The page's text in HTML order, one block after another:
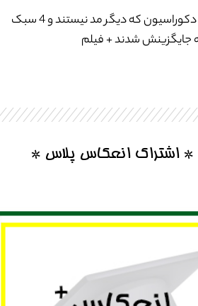
5 سبک دکوراسیون که دیگر مد نیستند و 4 سبک
جایگزینش شدند + فیلم
* اشتراک انعکاس پلاس *
*